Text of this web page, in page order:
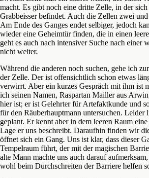
macht. Es gibt noch eine dritte Zelle, in der
Grabbeisser befindet. Auch die Zellen zwei und
Am Ende des Ganges endet selbiger, jedoch
wieder eine Geheimtür finden, die in einen
geht es auch nach intensiver Suche nach einer
nicht weiter.
Während die anderen noch suchen, gehe ich
der Zelle. Der ist offensichtlich schon etwas
verwirrt. Aber ein kurzes Gespräch mit ihm ist
ich seinen Namen, Raspartan Mailler aus
hier ist; er ist Gelehrter für Artefaktkunde und
für den Räuberhauptmann untersuchen.
geplant. Er kennt aber in dem leeren Raum eine
Lage er uns beschreibt. Daraufhin finden wir
öffnet sich ein Gang. Uns ist klar, dass dieser
Tempelraum führt, der mit der magischen
alte Mann machte uns auch darauf
wohl beim Durchschreiten der Barriere helfen